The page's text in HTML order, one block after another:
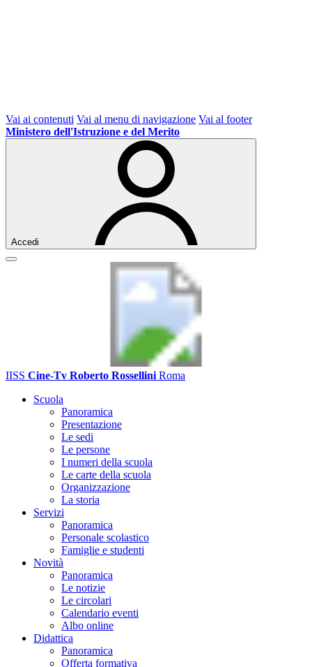
Vai ai contenuti Vai al menu di navigazione Vai al footer
Ministero dell'Istruzione e del Merito
Accedi
IISS Cine-Tv Roberto Rossellini Roma
Scuola
Panoramica
Presentazione
Le sedi
Le persone
I numeri della scuola
Le carte della scuola
Organizzazione
La storia
Servizi
Panoramica
Personale scolastico
Famiglie e studenti
Novità
Panoramica
Le notizie
Le circolari
Calendario eventi
Albo online
Didattica
Panoramica
Offerta formativa